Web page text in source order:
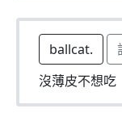
ballcat.
沒薄皮不想吃